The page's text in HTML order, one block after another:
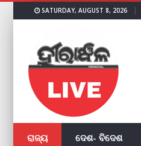
SATURDAY, AUGUST 8, 2026
ରାଜ୍ୟ ଦେଶ- ବିଦେଶ